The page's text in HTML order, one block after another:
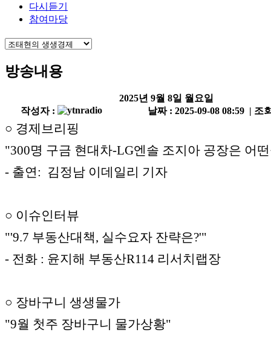
다시듣기
참여마당
방송내용
2025년 9월 8일 월요일
작성자 :
날짜 : 2025-09-08 08:59 | 조
○ 경제브리핑
"300명 구금 현대차-LG엔솔 조지아 공장은 어
- 출연: 김정남 이데일리 기자
○ 이슈인터뷰
"'9.7 부동산대책, 실수요자 잔략은?'"
- 전화 : 윤지해 부동산R114 리서치랩장
○ 장바구니 생생물가
"9월 첫주 장바구니 물가상황"